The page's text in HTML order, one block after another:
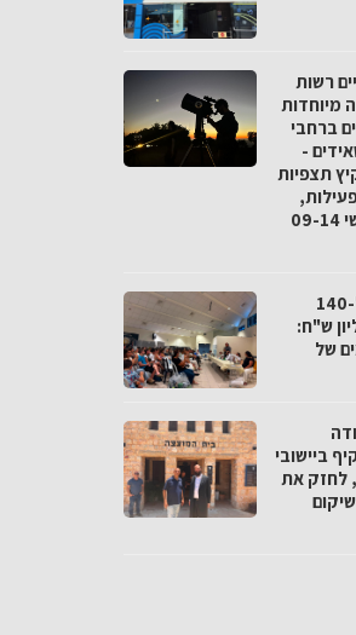
רשות
מיוחדות
ברחבי
-
תצפיות
מצפון ועד דרום ראשון עד חמישי 09-14
מועצת שלומי העניקה מלגות ל-140
של כ-1.5 מיליון ש"ח:
של
ביישובי
לחזק את